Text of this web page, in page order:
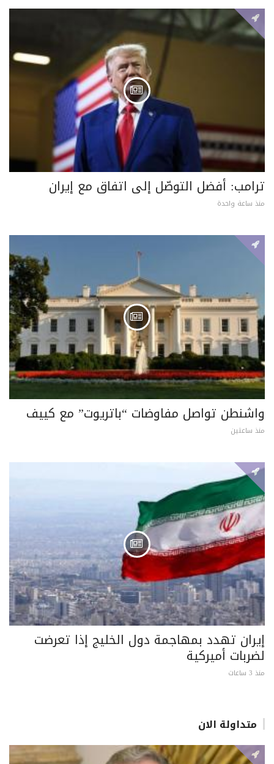
ترامب: أفضل التوصّل إلى اتفاق مع إيران
منذ ساعة واحدة
واشنطن تواصل مفاوضات “باتريوت” مع كييف
منذ ساعتين
إيران تهدد بمهاجمة دول الخليج إذا تعرضت
لضربات أميركية
منذ 3 ساعات
متداولة الان